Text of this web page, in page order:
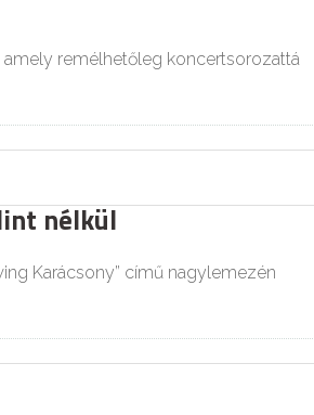
remélhetőleg koncertsorozattá
nélkül
Karácsony” című nagylemezén